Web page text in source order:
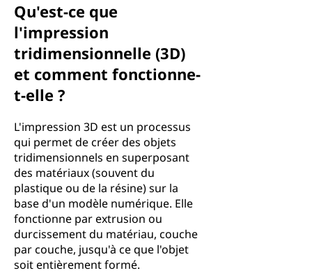
Qu'est-ce que
l'impression
tridimensionnelle (3D)
et comment fonctionne-
t-elle ?
L'impression 3D est un processus
qui permet de créer des objets
tridimensionnels en superposant
des matériaux (souvent du
plastique ou de la résine) sur la
base d'un modèle numérique. Elle
fonctionne par extrusion ou
durcissement du matériau, couche
par couche, jusqu'à ce que l'objet
soit entièrement formé.